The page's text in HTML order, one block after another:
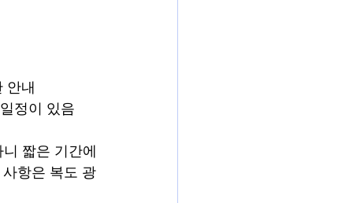
안내
정이 있음
짧은 기간에
항은 복도 광